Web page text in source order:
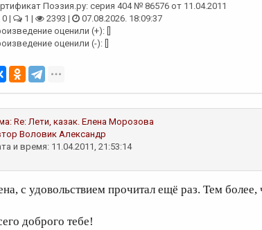
Поэзия.ру: серия 404 № 86576 от 11.04.2011
0 |
1 | 2393 |
07.08.2026. 18:09:37
оценили (+): []
оценили (-): []
Re: Лети, казак. Елена Морозова
Воловик Александр
и время: 11.04.2011, 21:53:14
с удовольствием прочитал ещё раз. Тем
доброго тебе!